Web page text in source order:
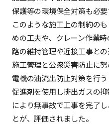
保護等の環境保全対策も必要
このような施工上の制約の
めの工夫や、クレーン作業
路の維持管理や近接工事と
施工管理と公衆災害防止に
電機の油流出防止対策を行
促進剤を使用し排出ガスの
により無事故で工事を完了
とが、評価されました。